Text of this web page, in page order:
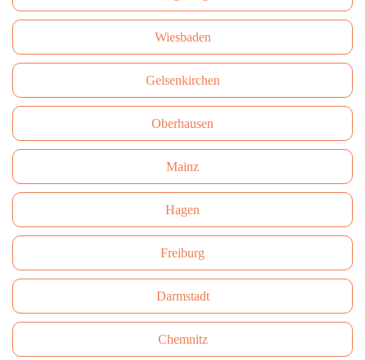
Wiesbaden
Gelsenkirchen
Oberhausen
Mainz
Hagen
Freiburg
Darmstadt
Сhemnitz